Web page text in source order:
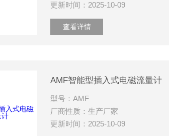
更新时间：2025-10-09
查看详情
AMF智能型插入式电磁流量计
型号：AMF
厂商性质：生产厂家
更新时间：2025-10-09